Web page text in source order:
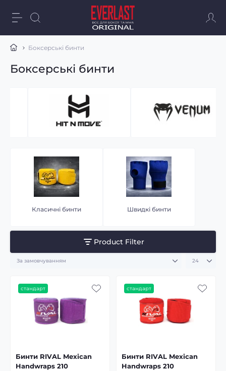
Боксерські бинти
Боксерські бинти
Класичні бинти Швидкі бинти
Product Filter
стандарт
Бинти RIVAL Mexican
Handwraps 210
стандарт
Бинти RIVAL Mexican
Handwraps 210